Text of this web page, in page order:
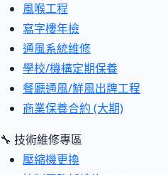
風喉工程
寫字樓年檢
通風系統維修
學校/機構定期保養
餐廳通風/鮮風出牌工程
商業保養合約 (大期)
🔧 技術維修專區
壓縮機更換